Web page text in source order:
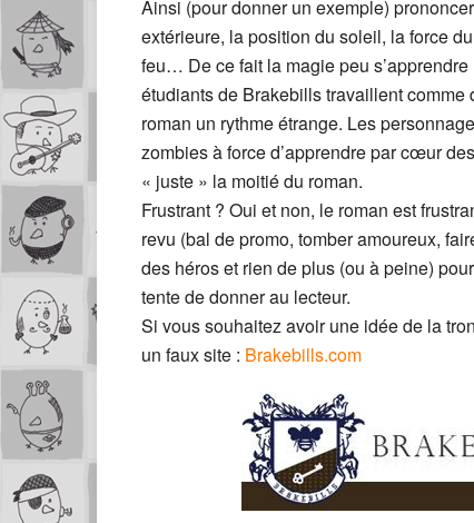
Ainsi (pour donner un exemple)
extérieure, la position du soleil, la force
feu… De ce fait la magie peu
étudiants de Brakebills travaillent comme
roman un rythme étrange. Les
zombies à force d’apprendre par cœur
« juste » la moitié du roman.
Frustrant ? Oui et non, le roman est
revu (bal de promo, tomber amoureux,
des héros et rien de plus (ou à peine)
tente de donner au lecteur.
Si vous souhaitez avoir une idée de la
un faux site : Brakebills.com